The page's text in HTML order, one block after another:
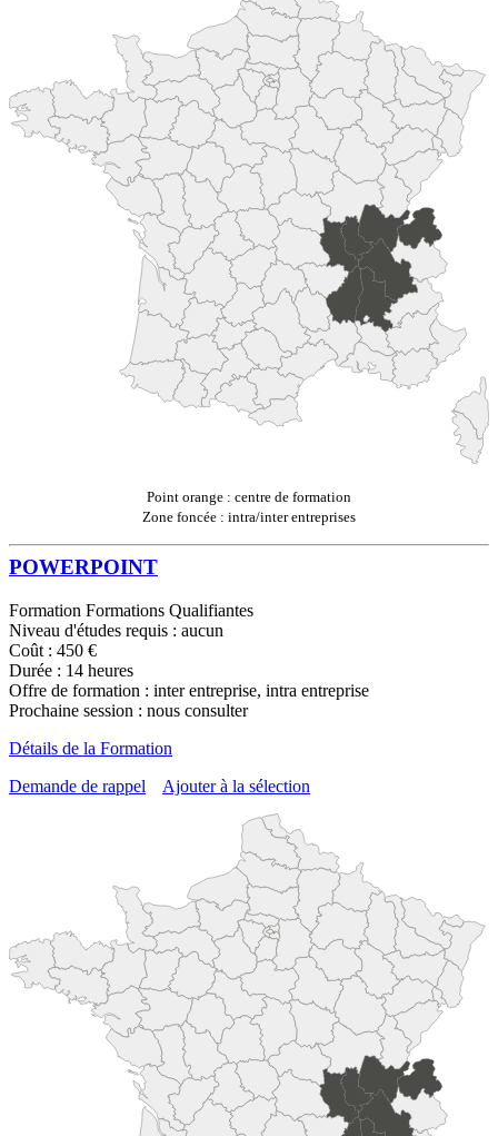
Point orange : centre de formation
Zone foncée : intra/inter entreprises
POWERPOINT
Formation Formations Qualifiantes
Niveau d'études requis : aucun
Coût : 450 €
Durée : 14 heures
Offre de formation : inter entreprise, intra entreprise
Prochaine session : nous consulter
Détails de la Formation
Demande de rappel
Ajouter à la sélection